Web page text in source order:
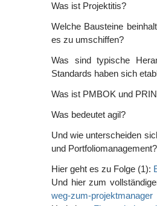
Was ist Projektitis?
Welche Bausteine
es zu umschiffen?
Was sind typische
Standards haben sich
Was ist PMBOK und
Was bedeutet agil?
Und wie unterscheiden
und Portfoliomanagement?
Hier geht es zu Folge (1):
Und hier zum
weg-zum-projektmanager